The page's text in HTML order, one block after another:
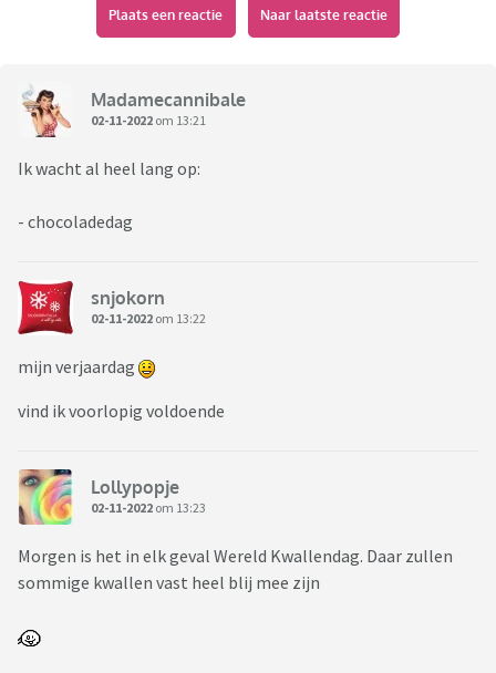
Plaats een reactie Naar laatste reactie
Madamecannibale
02-11-2022 om 13:21
Ik wacht al heel lang op:
- chocoladedag
snjokorn
02-11-2022 om 13:22
mijn verjaardag
vind ik voorlopig voldoende
Lollypopje
02-11-2022 om 13:23
Morgen is het in elk geval Wereld Kwallendag. Daar zullen
sommige kwallen vast heel blij mee zijn